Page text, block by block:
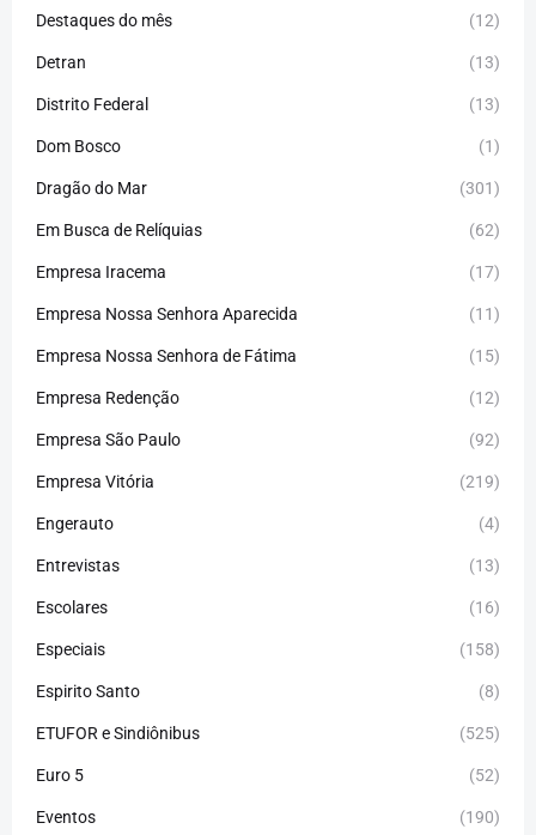
Destaques do mês (12)
Detran (13)
Distrito Federal (13)
Dom Bosco (1)
Dragão do Mar (301)
Em Busca de Relíquias (62)
Empresa Iracema (17)
Empresa Nossa Senhora Aparecida (11)
Empresa Nossa Senhora de Fátima (15)
Empresa Redenção (12)
Empresa São Paulo (92)
Empresa Vitória (219)
Engerauto (4)
Entrevistas (13)
Escolares (16)
Especiais (158)
Espirito Santo (8)
ETUFOR e Sindiônibus (525)
Euro 5 (52)
Eventos (190)